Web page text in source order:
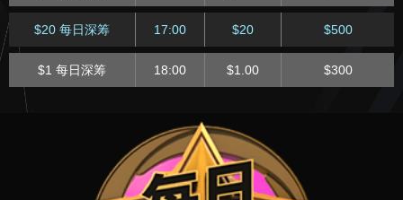
$1 每日急速 23:45 $1.00 $600
$2 每日快速 17:15 $2 $250
$80 每日快速 18:15 $80 $1,000
18:15 $5.00
18:15 $1.00
$5 每日大赛 23:00 $5.00 $1,500
$20 每日深筹 17:00 $20 $500
$1 每日深筹 18:00 $1.00 $300
22:00 $20
$1 每日深筹 23:00 $1.00